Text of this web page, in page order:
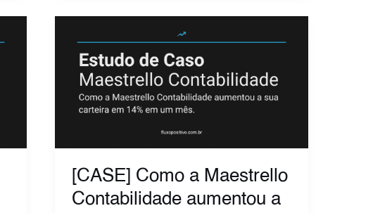
[CASE] Como a Maestrello
Contabilidade aumentou a